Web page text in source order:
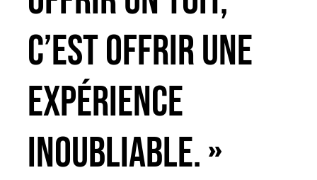
c’est offrir une
expérience
inoubliable. »